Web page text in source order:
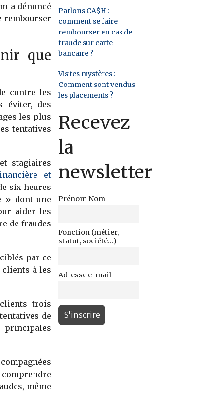
a dénoncé
rembourser
que
contre les
éviter, des
les plus
tentatives
stagiaires
et
six heures
» dont une
aider les
de fraudes
par ce
clients à les
trois
de
même
Parlons CA$H :
comment se faire
rembourser en cas de
fraude sur carte
bancaire ?
Visites mystères :
Comment sont vendus
les placements ?
Recevez
la
newsletter
Prénom Nom
Fonction (métier,
statut, société...)
Adresse e-mail